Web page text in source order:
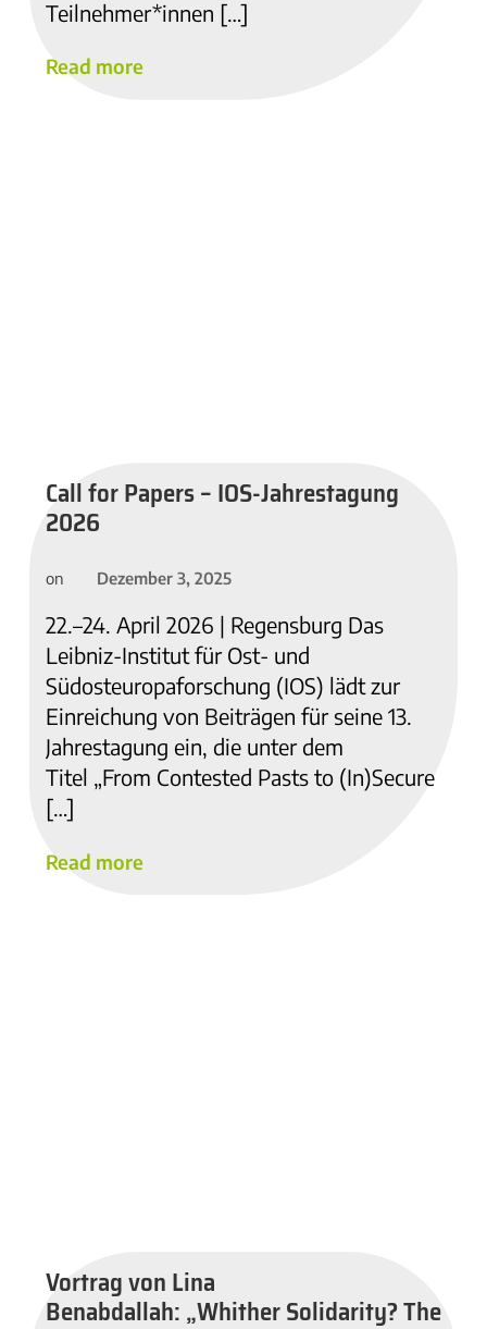
Teilnehmer*innen […]
Read more
Call for Papers – IOS-Jahrestagung
2026
on Dezember 3, 2025
22.–24. April 2026 | Regensburg Das
Leibniz-Institut für Ost- und
Südosteuropaforschung (IOS) lädt zur
Einreichung von Beiträgen für seine 13.
Jahrestagung ein, die unter dem
Titel „From Contested Pasts to (In)Secure
[…]
Read more
Vortrag von Lina
Benabdallah: „Whither Solidarity? The